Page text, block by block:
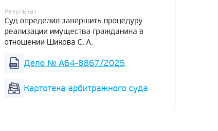
Результат
Суд определил завершить процедуру
реализации имущества гражданина в
отношении Шикова С. А.
Дело № А64-8867/2025
Картотека арбитражного суда